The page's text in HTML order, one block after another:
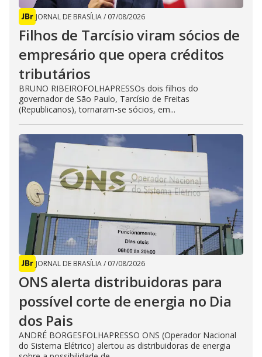
JORNAL DE BRASÍLIA/ 07/08/2026
Filhos de Tarcísio viram sócios de
empresário que opera créditos
tributários
BRUNO RIBEIROFOLHAPRESSOs dois filhos do
governador de São Paulo, Tarcísio de Freitas
(Republicanos), tornaram-se sócios, em...
JORNAL DE BRASÍLIA/ 07/08/2026
ONS alerta distribuidoras para
possível corte de energia no Dia
dos Pais
ANDRÉ BORGESFOLHAPRESSO ONS (Operador Nacional
do Sistema Elétrico) alertou as distribuidoras de energia